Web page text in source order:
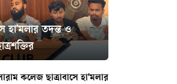
হা'মলার তদন্ত ও
কলেজ ছাত্রাবাসে হা'মলার